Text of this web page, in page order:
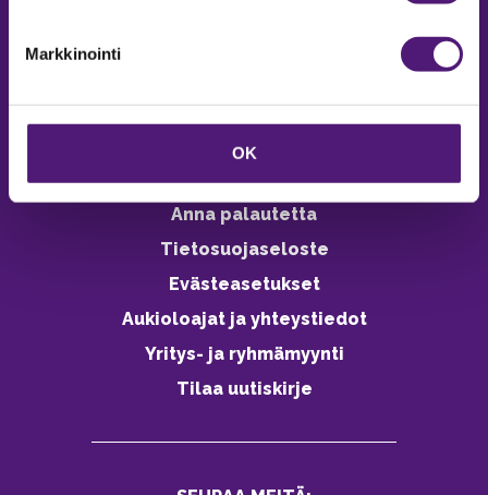
Markkinointi
OK
Vastuullisuus
Ympäristöohjelma
Avoimet työpaikat
Anna palautetta
Tietosuojaseloste
Evästeasetukset
Aukioloajat ja yhteystiedot
Yritys- ja ryhmämyynti
Tilaa uutiskirje